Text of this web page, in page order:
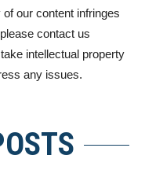
our content infringes
contact us
intellectual property
any issues.